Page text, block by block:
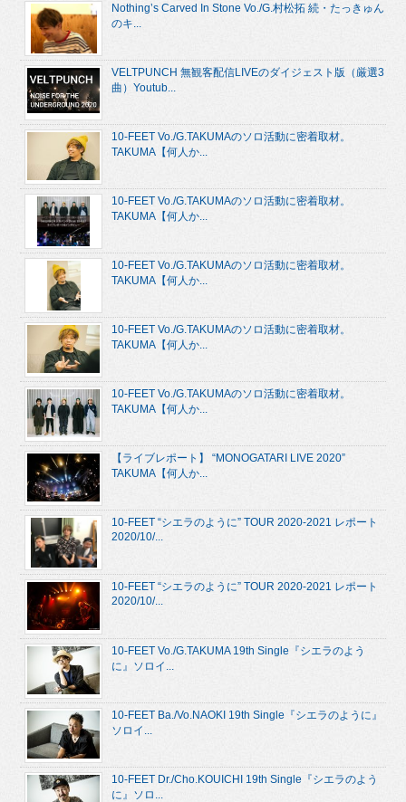
Nothing’s Carved In Stone Vo./G.村松拓 続・たっきゅん
のキ...
VELTPUNCH 無観客配信LIVEのダイジェスト版（厳選3
曲）Youtub...
10-FEET Vo./G.TAKUMAのソロ活動に密着取材。
TAKUMA【何人か...
10-FEET Vo./G.TAKUMAのソロ活動に密着取材。
TAKUMA【何人か...
10-FEET Vo./G.TAKUMAのソロ活動に密着取材。
TAKUMA【何人か...
10-FEET Vo./G.TAKUMAのソロ活動に密着取材。
TAKUMA【何人か...
10-FEET Vo./G.TAKUMAのソロ活動に密着取材。
TAKUMA【何人か...
【ライブレポート】 “MONOGATARI LIVE 2020”
TAKUMA【何人か...
10-FEET “シエラのように” TOUR 2020-2021 レポート
2020/10/...
10-FEET “シエラのように” TOUR 2020-2021 レポート
2020/10/...
10-FEET Vo./G.TAKUMA 19th Single『シエラのよう
に』ソロイ...
10-FEET Ba./Vo.NAOKI 19th Single『シエラのように』
ソロイ...
10-FEET Dr./Cho.KOUICHI 19th Single『シエラのよう
に』ソロ...